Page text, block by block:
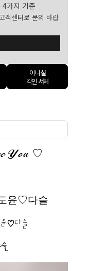
4가지 기준
객센터로 문의 바랍
이니셜
각인 서체
You ♡
윤♡다슬
♡다슬